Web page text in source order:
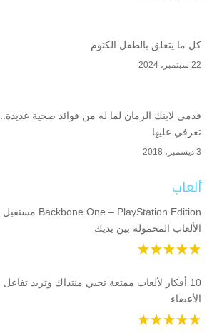
كل ما يتعلق بالطفل الكتوم
22 سبتمبر، 2024
قدمي لابنك الرمان لما له من فوائد صحية عديدة..
تعرفي عليها
3 ديسمبر، 2018
ألعاب
Backbone One – PlayStation Edition مستقبل
الألعاب المحمولة بين يديك
10 أفكار لألعاب ممتعة تحيي منتداك وتزيد تفاعل
الأعضاء